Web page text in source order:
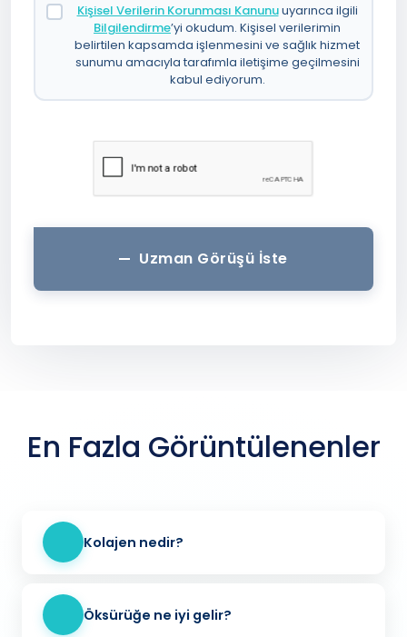
Kişisel Verilerin Korunması Kanunuuyarınca ilgili
Bilgilendirme’yi okudum. Kişisel verilerimin
belirtilen kapsamda işlenmesini ve sağlık hizmet
sunumu amacıyla tarafımla iletişime geçilmesini
kabul ediyorum.
Uzman Görüşü İste
En Fazla Görüntülenenler
Kolajen nedir?
Öksürüğe ne iyi gelir?